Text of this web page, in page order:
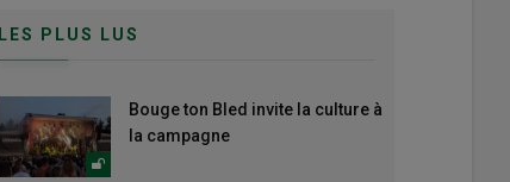
LES PLUS LUS
Bouge ton Bled invite la culture à
la campagne